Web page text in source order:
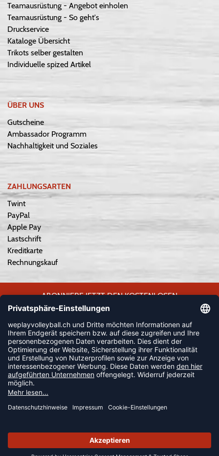
Teamausrüstung - Angebot einholen
Teamausrüstung - So geht's
Druckservice
Kataloge Übersicht
Trikots selber gestalten
Individuelle spized Artikel
ÜBER UNS
Gutscheine
Ambassador Programm
Nachhaltigkeit und Soziales
ZAHLUNGSARTEN
Twint
PayPal
Apple Pay
Lastschrift
Kreditkarte
Rechnungskauf
ABONNIERE JETZT DEN KOSTENLOSEN
WEPLAYVOLLEYBALL-NEWSLETTER UND VERPASSE KEINE
JETZT ANMELDEN
FOLLOW US